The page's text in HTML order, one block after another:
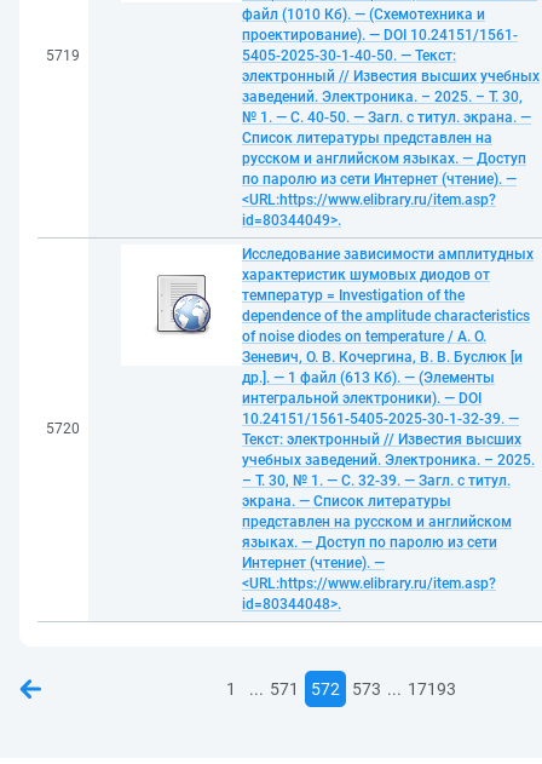
5719
файл (1010 Кб). — (Схемотехника и
проектирование). — DOI 10.24151/1561-
5405-2025-30-1-40-50. — Текст:
электронный // Известия высших учебных
заведений. Электроника. – 2025. – Т. 30,
№ 1. — С. 40-50. — Загл. с титул. экрана. —
Список литературы представлен на
русском и английском языках. — Доступ
по паролю из сети Интернет (чтение). —
<URL:https://www.elibrary.ru/item.asp?
id=80344049>.
5720
Исследование зависимости амплитудных
характеристик шумовых диодов от
температур = Investigation of the
dependence of the amplitude characteristics
of noise diodes on temperature / А. О.
Зеневич, О. В. Кочергина, В. В. Буслюк [и
др.]. — 1 файл (613 Кб). — (Элементы
интегральной электроники). — DOI
10.24151/1561-5405-2025-30-1-32-39. —
Текст: электронный // Известия высших
учебных заведений. Электроника. – 2025.
– Т. 30, № 1. — С. 32-39. — Загл. с титул.
экрана. — Список литературы
представлен на русском и английском
языках. — Доступ по паролю из сети
Интернет (чтение). —
<URL:https://www.elibrary.ru/item.asp?
id=80344048>.
1 ... 571 572 573 ... 17193